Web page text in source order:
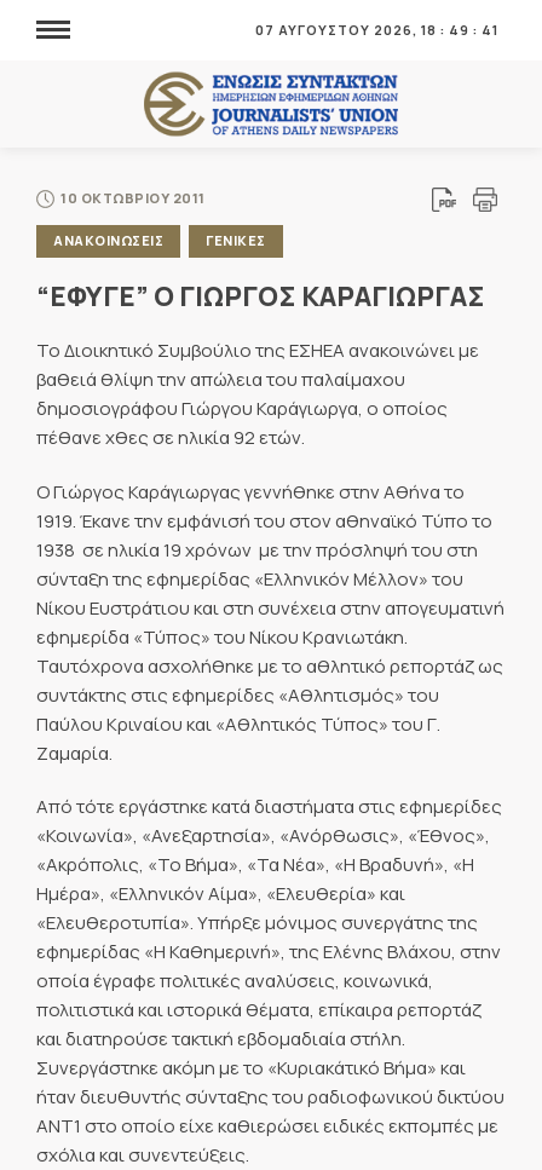
07 ΑΥΓΟΥΣΤΟΥ 2026, 18 : 49 : 42
10 ΟΚΤΩΒΡΙΟΥ 2011
ΑΝΑΚΟΙΝΩΣΕΙΣ ΓΕΝΙΚΕΣ
“ΕΦΥΓΕ” Ο ΓΙΩΡΓΟΣ ΚΑΡΑΓΙΩΡΓΑΣ
Το Διοικητικό Συμβούλιο της ΕΣΗΕΑ ανακοινώνει με
βαθειά θλίψη την απώλεια του παλαίμαχου
δημοσιογράφου Γιώργου Καράγιωργα, ο οποίος
πέθανε χθες σε ηλικία 92 ετών.
Ο Γιώργος Καράγιωργας γεννήθηκε στην Αθήνα το
1919. Έκανε την εμφάνισή του στον αθηναϊκό Τύπο το
1938  σε ηλικία 19 χρόνων  με την πρόσληψή του στη
σύνταξη της εφημερίδας «Ελληνικόν Μέλλον» του
Νίκου Ευστράτιου και στη συνέχεια στην απογευματινή
εφημερίδα «Τύπος» του Νίκου Κρανιωτάκη.
Ταυτόχρονα ασχολήθηκε με το αθλητικό ρεπορτάζ ως
συντάκτης στις εφημερίδες «Αθλητισμός» του
Παύλου Κριναίου και «Αθλητικός Τύπος» του Γ.
Ζαμαρία.
Από τότε εργάστηκε κατά διαστήματα στις εφημερίδες
«Κοινωνία», «Ανεξαρτησία», «Ανόρθωσις», «Έθνος»,
«Ακρόπολις, «Το Βήμα», «Τα Νέα», «Η Βραδυνή», «Η
Ημέρα», «Ελληνικόν Αίμα», «Ελευθερία» και
«Ελευθεροτυπία». Υπήρξε μόνιμος συνεργάτης της
εφημερίδας «Η Καθημερινή», της Ελένης Βλάχου, στην
οποία έγραφε πολιτικές αναλύσεις, κοινωνικά,
πολιτιστικά και ιστορικά θέματα, επίκαιρα ρεπορτάζ
και διατηρούσε τακτική εβδομαδιαία στήλη.
Συνεργάστηκε ακόμη με το «Κυριακάτικό Βήμα» και
ήταν διευθυντής σύνταξης του ραδιοφωνικού δικτύου
ΑΝΤ1 στο οποίο είχε καθιερώσει ειδικές εκπομπές με
σχόλια και συνεντεύξεις.